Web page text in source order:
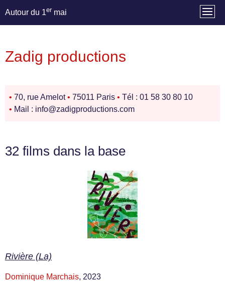
Autour du 1er mai
Zadig productions
• 70, rue Amelot• 75011 Paris • Tél : 01 58 30 80 10
• Mail : info@zadigproductions.com
32 films dans la base
Rivière (La)
Dominique Marchais, 2023